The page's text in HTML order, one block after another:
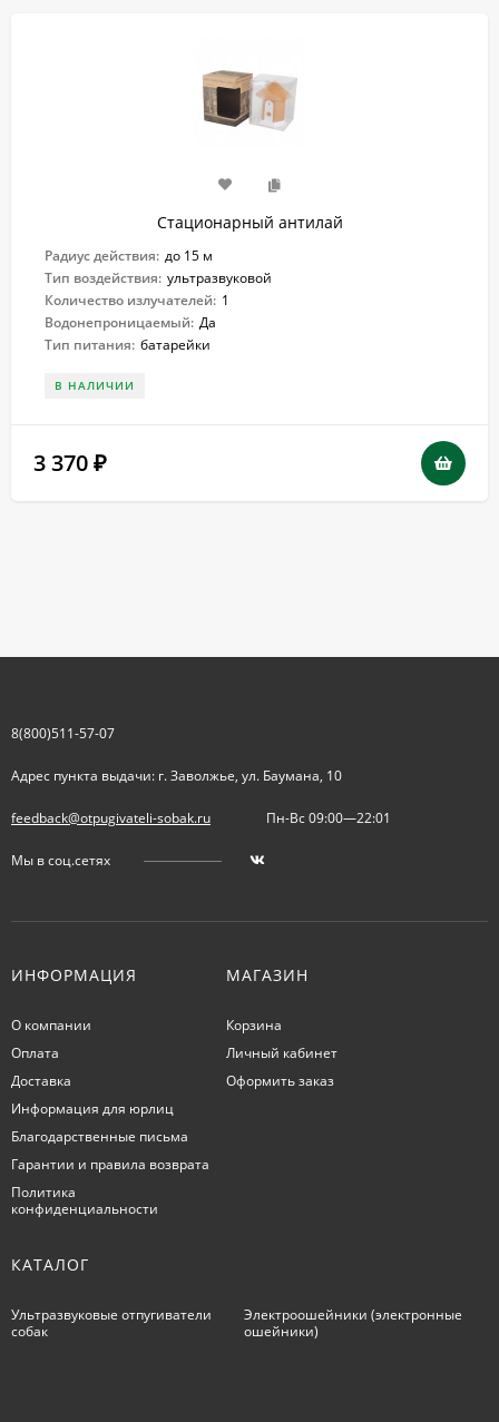
Стационарный антилай
Радиус действия: до 15 м
Тип воздействия: ультразвуковой
Количество излучателей: 1
Водонепроницаемый: Да
Тип питания: батарейки
В НАЛИЧИИ
3 370 ₽
8(800)511-57-07
Адрес пункта выдачи: г. Заволжье, ул. Баумана, 10
feedback@otpugivateli-sobak.ru Пн-Вс 09:00—22:01
Мы в соц.сетях
ИНФОРМАЦИЯ
О компании
Оплата
Доставка
Информация для юрлиц
Благодарственные письма
Гарантии и правила возврата
Политика
конфиденциальности
МАГАЗИН
Корзина
Личный кабинет
Оформить заказ
КАТАЛОГ
Ультразвуковые отпугиватели
собак
Электроошейники (электронные
ошейники)